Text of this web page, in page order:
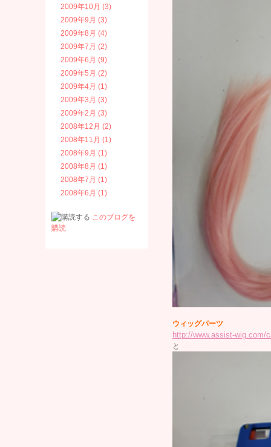
ウィッグパーツ
http://www.assist-wig.com/
と
2009年10月 (3)
2009年9月 (3)
2009年8月 (4)
2009年7月 (2)
2009年6月 (9)
2009年5月 (2)
2009年4月 (1)
2009年3月 (3)
2009年2月 (3)
2008年12月 (2)
2008年11月 (1)
2008年9月 (1)
2008年8月 (1)
2008年7月 (1)
2008年6月 (1)
このブログを
購読